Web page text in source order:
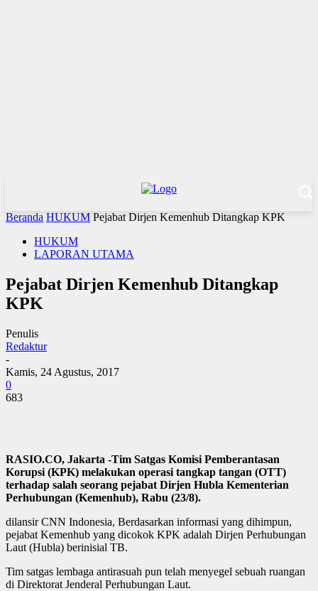
Beranda HUKUM Pejabat Dirjen Kemenhub Ditangkap KPK
HUKUM
LAPORAN UTAMA
Pejabat Dirjen Kemenhub Ditangkap
KPK
Penulis
Redaktur
-
Kamis, 24 Agustus, 2017
0
683
RASIO.CO, Jakarta -Tim Satgas Komisi Pemberantasan
Korupsi (KPK) melakukan operasi tangkap tangan (OTT)
terhadap salah seorang pejabat Dirjen Hubla Kementerian
Perhubungan (Kemenhub), Rabu (23/8).
dilansir CNN Indonesia, Berdasarkan informasi yang dihimpun,
pejabat Kemenhub yang dicokok KPK adalah Dirjen Perhubungan
Laut (Hubla) berinisial TB.
Tim satgas lembaga antirasuah pun telah menyegel sebuah ruangan
di Direktorat Jenderal Perhubungan Laut.